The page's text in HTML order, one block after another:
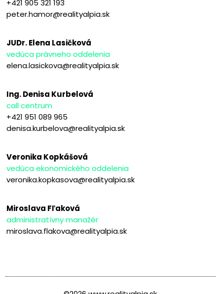
+421 905 321 193
peter.hamor@realityalpia.sk
JUDr. Elena Lasičková
vedúca právneho oddelenia
elena.lasickova@realityalpia.sk
Ing. Denisa Kurbelová
call centrum
+421 951 089 965
denisa.kurbelova@realityalpia.sk
Veronika Kopkášová
vedúca ekonomického oddelenia
veronika.kopkasova@realityalpia.sk
Miroslava Fľaková
administratívny manažér
miroslava.flakova@realityalpia.sk